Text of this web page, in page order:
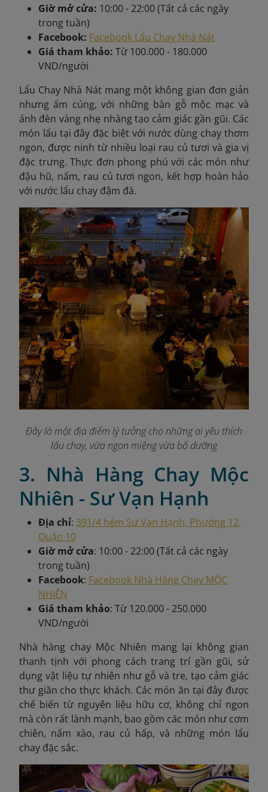
Giờ mở cửa: 10:00 - 22:00 (Tất cả các ngày
trong tuần)
Facebook: Facebook Lẩu Chay Nhà Nát
Giá tham khảo: Từ 100.000 - 180.000
VND/người
Lẩu Chay Nhà Nát mang một không gian đơn giản
nhưng ấm cúng, với những bàn gỗ mộc mạc và
ánh đèn vàng nhẹ nhàng tạo cảm giác gần gũi. Các
món lẩu tại đây đặc biệt với nước dùng chay thơm
ngon, được ninh từ nhiều loại rau củ tươi và gia vị
đặc trưng. Thực đơn phong phú với các món như
đậu hũ, nấm, rau củ tươi ngon, kết hợp hoàn hảo
với nước lẩu chay đậm đà.
Đây là một địa điểm lý tưởng cho những ai yêu thích
lẩu chay, vừa ngon miệng vừa bổ dưỡng
3. Nhà Hàng Chay Mộc
Nhiên - Sư Vạn Hạnh
Địa chỉ: 391/4 hẻm Sư Vạn Hạnh, Phường 12,
Quận 10
Giờ mở cửa: 10:00 - 22:00 (Tất cả các ngày
trong tuần)
Facebook: Facebook Nhà Hàng Chay MỘC
NHIÊN
Giá tham khảo: Từ 120.000 - 250.000
VND/người
Nhà hàng chay Mộc Nhiên mang lại không gian
thanh tịnh với phong cách trang trí gần gũi, sử
dụng vật liệu tự nhiên như gỗ và tre, tạo cảm giác
thư giãn cho thực khách. Các món ăn tại đây được
chế biến từ nguyên liệu hữu cơ, không chỉ ngon
mà còn rất lành mạnh, bao gồm các món như cơm
chiên, nấm xào, rau củ hấp, và những món lẩu
chay đặc sắc.